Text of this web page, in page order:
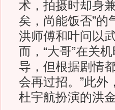
术，拍摄时却身
矣，尚能饭否”的
洪师傅和叶问以
而，“大哥”在关
导，但根据剧情
会再过招。”此外
杜宇航扮演的洪